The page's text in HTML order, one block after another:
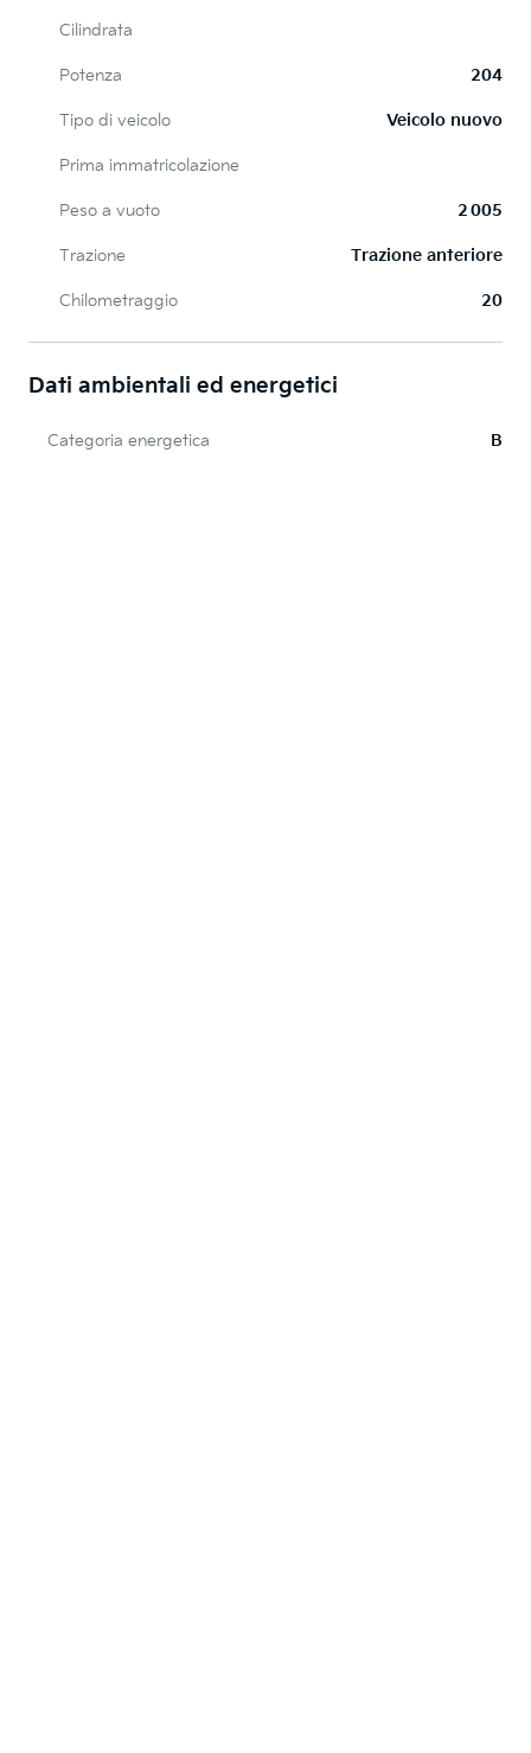
Cilindrata
Potenza 204
Tipo di veicolo Veicolo nuovo
Prima immatricolazione
Peso a vuoto 2 005
Trazione Trazione anteriore
Chilometraggio 20
Dati ambientali ed energetici
Categoria energetica B